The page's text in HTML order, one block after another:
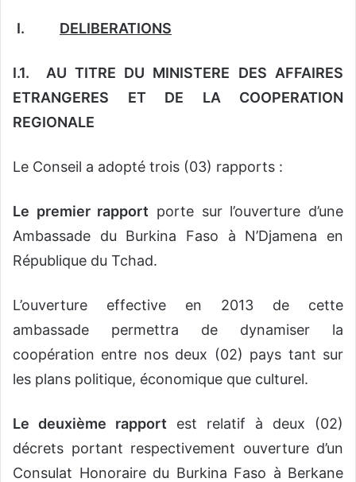
I. DELIBERATIONS
I.1. AU TITRE DU MINISTERE DES AFFAIRES
ETRANGERES ET DE LA COOPERATION
REGIONALE
Le Conseil a adopté trois (03) rapports :
Le premier rapport porte sur l’ouverture d’une
Ambassade du Burkina Faso à N’Djamena en
République du Tchad.
L’ouverture effective en 2013 de cette
ambassade permettra de dynamiser la
coopération entre nos deux (02) pays tant sur
les plans politique, économique que culturel.
Le deuxième rapport est relatif à deux (02)
décrets portant respectivement ouverture d’un
Consulat Honoraire du Burkina Faso à Berkane